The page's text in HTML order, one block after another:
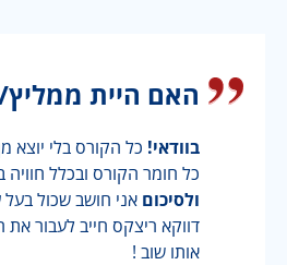
האם היית
בוודאי! כל הקורס בלי יוצא
כל חומר הקורס ובכלל
ולסיכום אני חושב שכול
דווקא ריצקס חייב לעבור
אותו שוב !